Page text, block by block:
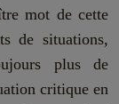
mot de cette
de situations,
plus de
critique en